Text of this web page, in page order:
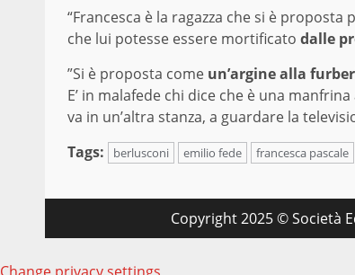
“Francesca è la ragazza che si è proposta
che lui potesse essere mortificato dalle
”Si è proposta come un’argine alla
E’ in malafede chi dice che è una
va in un’altra stanza, a guardare la
Tags:
berlusconi emilio fede francesca pascale
Copyright 2025 © Società